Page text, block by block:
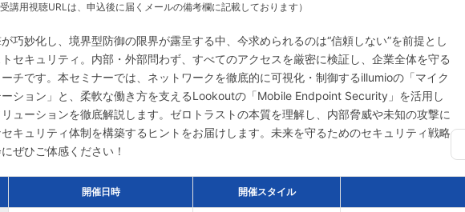
受講用視聴URLは、申込後に届くメールの備考欄に記載しております）
巧妙化し、境界型防御の限界が露呈する中、今求められるのは“信頼しない”を前提とし
セキュリティ。内部・外部問わず、すべてのアクセスを厳密に検証し、企業全体を守る
チです。本セミナーでは、ネットワークを徹底的に可視化・制御するillumioの「マイク
ーション」と、柔軟な働き方を支えるLookoutの「Mobile Endpoint Security」を活用し
ューションを徹底解説します。ゼロトラストの本質を理解し、内部脅威や未知の攻撃に
キュリティ体制を構築するヒントをお届けします。未来を守るためのセキュリティ戦略
ぜひご体感ください！
開催日時 開催スタイル